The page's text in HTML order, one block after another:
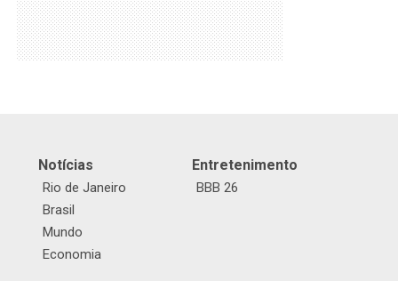
Notícias
Rio de Janeiro
Brasil
Mundo
Economia
Entretenimento
BBB 26